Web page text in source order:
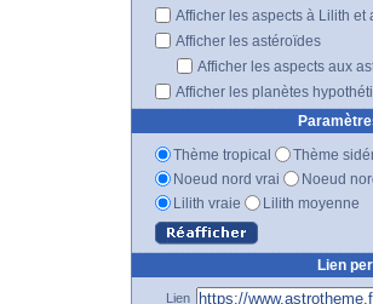
Afficher les aspects à Lilith
Afficher les astéroïdes
Afficher les aspects aux
Afficher les planètes
Thème tropical
Thème
Noeud nord vrai
Noeud
Lilith vraie
Lilith moyenne
Lien
Lien